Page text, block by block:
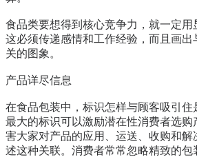
食品类要想得到核心竞争力，就一定用
这必须传递感情和工作经验，而且画
关的图象。
产品详尽信息
在食品包装中，标识怎样与顾客吸引
最大的标识可以激励潜在性消费者选
害大家对产品的应用、运送、收购和解
述这种关联。消费者常常忽略精致的